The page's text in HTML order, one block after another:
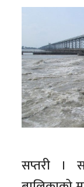
सप्तरी ।